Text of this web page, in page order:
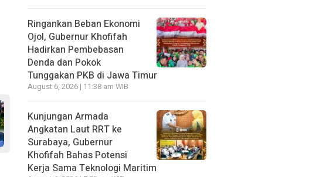
Ringankan Beban Ekonomi
Ojol, Gubernur Khofifah
Hadirkan Pembebasan
Denda dan Pokok
Tunggakan PKB di Jawa Timur
August 6, 2026 | 11:38 am WIB
Kunjungan Armada
Angkatan Laut RRT ke
Surabaya, Gubernur
Khofifah Bahas Potensi
Kerja Sama Teknologi Maritim